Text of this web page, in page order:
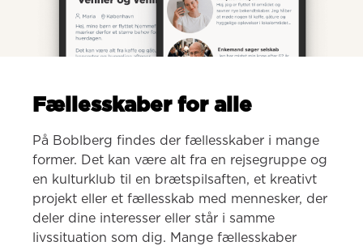
Fællesskaber for alle
På Boblberg findes der fællesskaber i mange
former. Det kan være alt fra en rejsegruppe og
en kulturklub til en brætspilsaften, et kreativt
projekt eller et fællesskab med mennesker, der
deler dine interesser eller står i samme
livssituation som dig. Mange fællesskaber